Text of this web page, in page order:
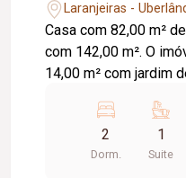
Laranjeiras -
Casa com 82,00 m² de
com 142,00 m². O imóvel conta com: 01 suíte de
14,00 m² com jardim
m; Área gourmet; Diferenciais: Piso em
porcelanato Via Rosa
embutido; Tubulação
2
Dorm.
1
Suite